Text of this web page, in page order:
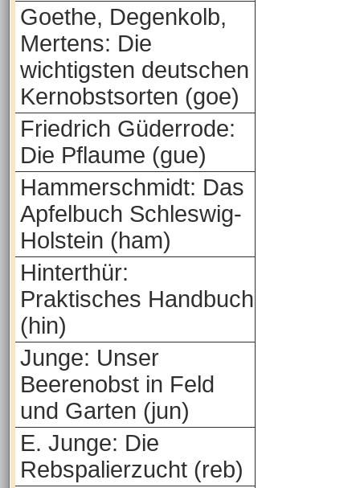
Goethe, Degenkolb,
Mertens: Die
wichtigsten deutschen
Kernobstsorten (goe)
Friedrich Güderrode:
Die Pflaume (gue)
Hammerschmidt: Das
Apfelbuch Schleswig-
Holstein (ham)
Hinterthür:
Praktisches Handbuch
(hin)
Junge: Unser
Beerenobst in Feld
und Garten (jun)
E. Junge: Die
Rebspalierzucht (reb)